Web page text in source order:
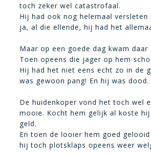
toch zeker wel catastrofaal.
Hij had ook nog helemaal versleten
ja, al die ellende, hij had het
Maar op een goede dag kwam daar
Toen opeens die jager op hem
Hij had het niet eens echt zo in de
was gewoon pang! En hij was dood.
De huidenkoper vond het toch wel
mooie. Kocht hem gelijk al koste
geld.
En toen de looier hem goed gelooid
hij toch plotsklaps opeens weer